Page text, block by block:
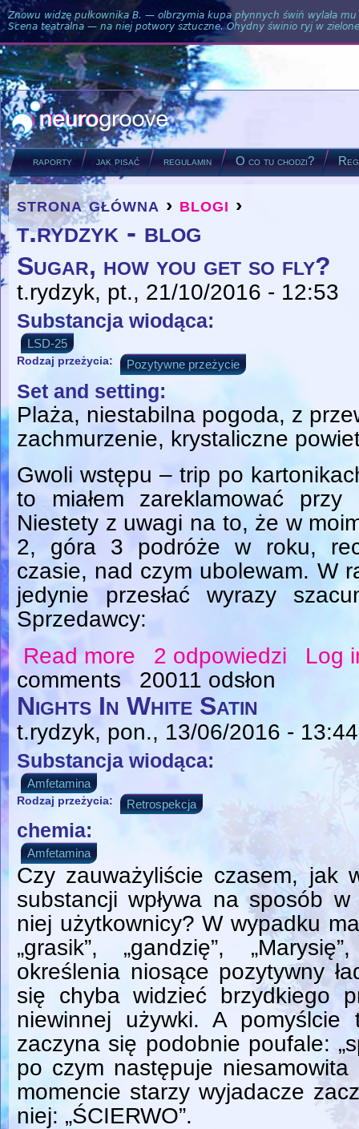
Znowu widzę pułkownika B. — olbrzymia kupa płynnych świń wylała
Scena teatralna — na niej potwory sztuczne. Ohydny świnio ryj w
raporty jak pisać regulamin O co tu chodzi?
you are here
strona główna › blogi ›
t.rydzyk - blog
Sugar, how you get so fly?
t.rydzyk, pt., 21/10/2016 - 12:53
Substancja wiodąca:
LSD-25
Rodzaj przeżycia: Pozytywne przeżycie
Set and setting:
Plaża, niestabilna pogoda, z
zachmurzenie, krystaliczne
Gwoli wstępu – trip po
to miałem zareklamować
Niestety z uwagi na to, że w
2, góra 3 podróże w roku,
czasie, nad czym ubolewam. W
jedynie przesłać wyrazy
Sprzedawcy:
Read more about Sugar, how you get so fly?
2 odpowiedzi
Log
comments
20011 odsłon
Nights In White Satin
t.rydzyk, pon., 13/06/2016 - 13:44
Substancja wiodąca:
Amfetamina
Rodzaj przeżycia: Retrospekcja
chemia:
Amfetamina
Czy zauważyliście czasem, jak
substancji wpływa na sposób
niej użytkownicy? W wypadku
„grasik”, „gandzię”,
określenia niosące pozytywny
się chyba widzieć brzydkiego
niewinnej używki. A
zaczyna się podobnie poufale:
po czym następuje
momencie starzy wyjadacze
niej: „ŚCIERWO”.